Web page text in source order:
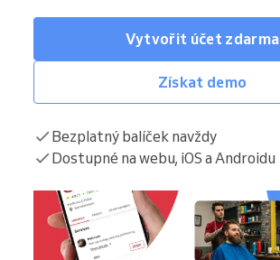
Vytvořit účet zdarma
Získat demo
Bezplatný balíček navždy
Dostupné na webu, iOS a Androidu